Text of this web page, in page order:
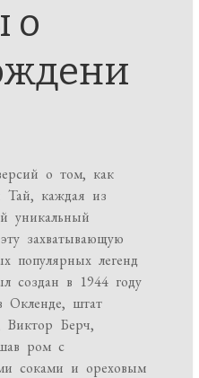
о
о том, как
Тай, каждая из
уникальный
захватывающую
популярных легенд
создан в 1944 году
Окленде, штат
Виктор Берч,
ром с
соками и ореховым